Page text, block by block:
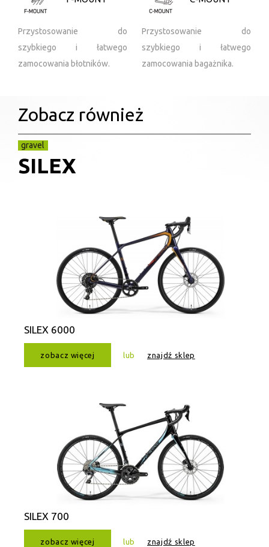
Przystosowanie do
szybkiego i łatwego
zamocowania błotników.
Przystosowanie do
szybkiego i łatwego
zamocowania bagażnika.
Zobacz również
gravel
SILEX
SILEX 6000
zobacz więcej lub znajdź sklep
SILEX 700
zobacz więcej lub znajdź sklep